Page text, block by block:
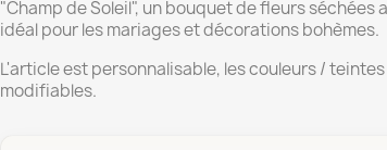
"Champ de Soleil", un bouquet de fleurs séchées
idéal pour les mariages et décorations bohèmes.
L'article est personnalisable, les couleurs /
modifiables.